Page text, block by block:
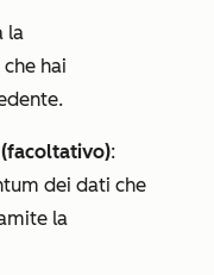
la
hai
:
dei dati che
la